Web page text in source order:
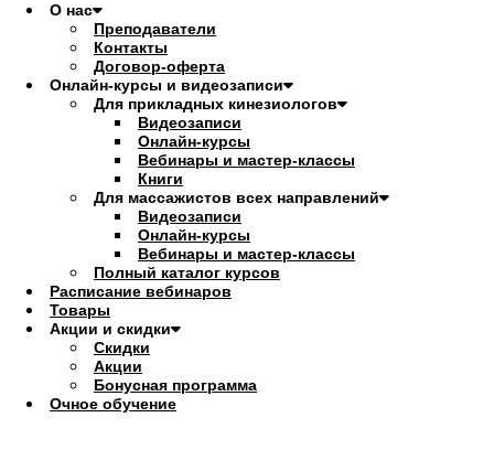
О нас
Преподаватели
Контакты
Договор-оферта
Онлайн-курсы и видеозаписи
Для прикладных кинезиологов
Видеозаписи
Онлайн-курсы
Вебинары и мастер-классы
Книги
Для массажистов всех направлений
Видеозаписи
Онлайн-курсы
Вебинары и мастер-классы
Полный каталог курсов
Расписание вебинаров
Товары
Акции и скидки
Скидки
Акции
Бонусная программа
Очное обучение